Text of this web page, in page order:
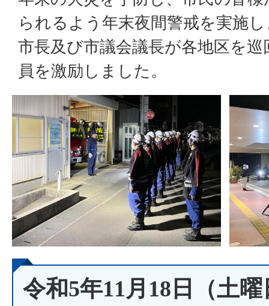
られるよう年末夜間警戒を実施
市長及び市議会議長が各地区を
員を激励しました。
令和5年11月18日（土